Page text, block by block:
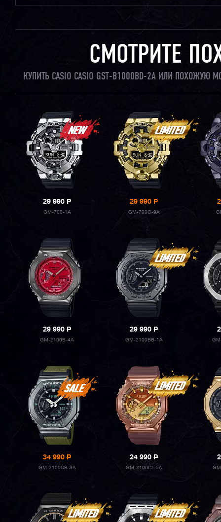
СМОТРИТЕ
КУПИТЬ CASIO CASIO GST-B1000BD-2A ИЛИ
29 990P
GM-700-1A
29 990P
GM-700G-9A
29 990P
GM-2100B-4A
29 990P
GM-2100BB-1A
34 990P
GM-2100CB-3A
24 990P
GM-2100CL-5A